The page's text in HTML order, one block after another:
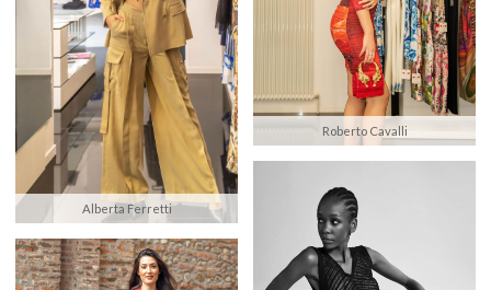
Alberta Ferretti
Roberto Cavalli